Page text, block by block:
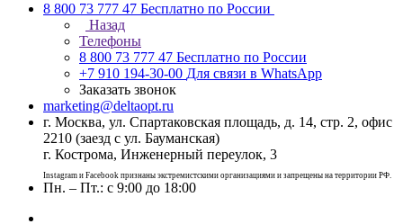
8 800 73 777 47 Бесплатно по России
Назад
Телефоны
8 800 73 777 47 Бесплатно по России
+7 910 194-30-00 Для связи в WhatsApp
Заказать звонок
marketing@deltaopt.ru
г. Москва, ул. Спартаковская площадь, д. 14, стр. 2, офис
2210 (заезд с ул. Бауманская)
г. Кострома, Инженерный переулок, 3
Instagram и Facebook признаны экстремистскими организациями и запрещены на территории РФ.
Пн. – Пт.: с 9:00 до 18:00